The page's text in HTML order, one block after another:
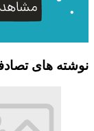
نوشته های